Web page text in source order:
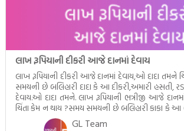
લાખ રૂપિયાની દીકરી આજે દાનમાં દેવાય
લાખ રૂપિયાની દીકરી આજે દાનમાં દેવાય,ઓ દાદા તમને
સમયની છે બલિહારી દાદા કે આ દીકરી,અમારી હસતી,
દેવાય.ઓ દાદા તમને. લાખ રૂપિયાની ભત્રીજી આજે
ચિંતા કેમ ન થાય ?સમય સમયની છે બલિહારી કાકા કે આ
રડતી, રમતી આજે દાનમાં દેવાય.ઓ કાકા તમને. લાખ […]
GL Team